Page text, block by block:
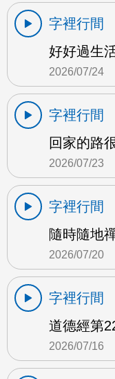
字裡行間
好好過生
2026/07/24
字裡行間
回家的路
2026/07/23
字裡行間
隨時隨地
2026/07/20
字裡行間
道德經第
2026/07/16